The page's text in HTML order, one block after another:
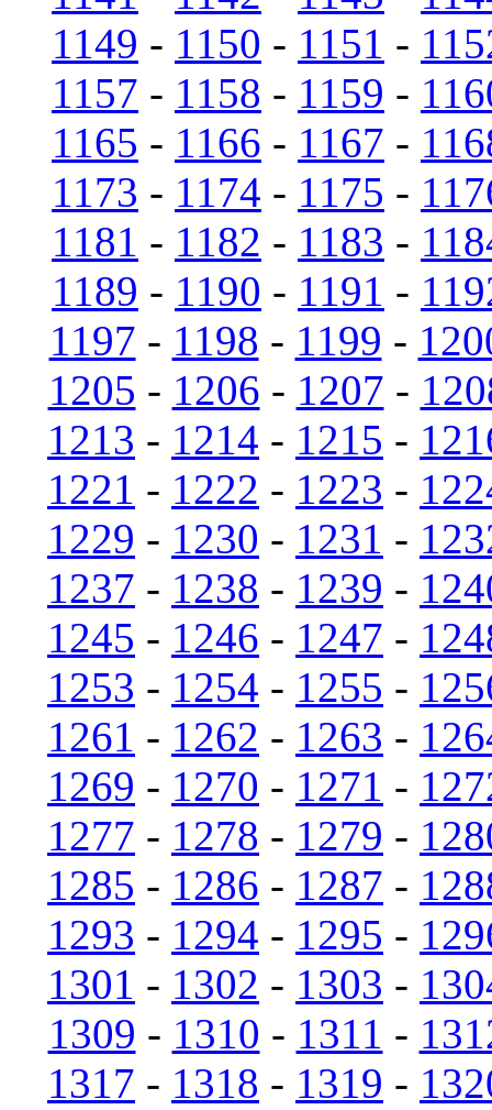
1149 - 1150 - 1151 -
1157 - 1158 - 1159 -
1165 - 1166 - 1167 -
1173 - 1174 - 1175 -
1181 - 1182 - 1183 -
1189 - 1190 - 1191 -
1197 - 1198 - 1199 -
1205 - 1206 - 1207 -
1213 - 1214 - 1215 -
1221 - 1222 - 1223 -
1229 - 1230 - 1231 -
1237 - 1238 - 1239 -
1245 - 1246 - 1247 -
1253 - 1254 - 1255 -
1261 - 1262 - 1263 -
1269 - 1270 - 1271 -
1277 - 1278 - 1279 -
1285 - 1286 - 1287 -
1293 - 1294 - 1295 -
1301 - 1302 - 1303 -
1309 - 1310 - 1311 -
1317 - 1318 - 1319 -